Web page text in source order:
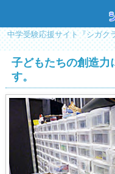
中学受験応援サイト『シガク
子どもたちの創造力
す。